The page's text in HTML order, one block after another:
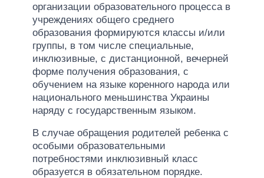
организации образовательного процесса в
учреждениях общего среднего
образования формируются классы и/или
группы, в том числе специальные,
инклюзивные, с дистанционной, вечерней
форме получения образования, с
обучением на языке коренного народа или
национального меньшинства Украины
наряду с государственным языком.
В случае обращения родителей ребенка с
особыми образовательными
потребностями инклюзивный класс
образуется в обязательном порядке.